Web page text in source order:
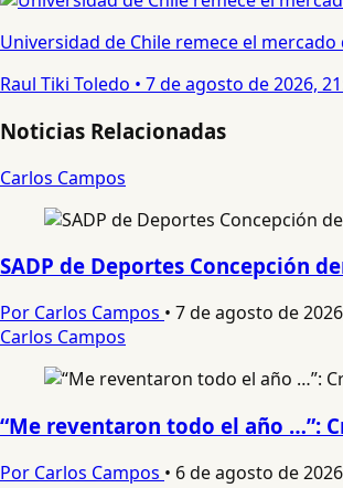
Universidad de Chile remece el
Raul Tiki Toledo • 7 de agosto de 2026,
Noticias Relacionadas
Carlos Campos
SADP de Deportes Concepción
Por Carlos Campos • 7 de agosto de
Carlos Campos
“Me reventaron todo el año …”:
Por Carlos Campos • 6 de agosto de